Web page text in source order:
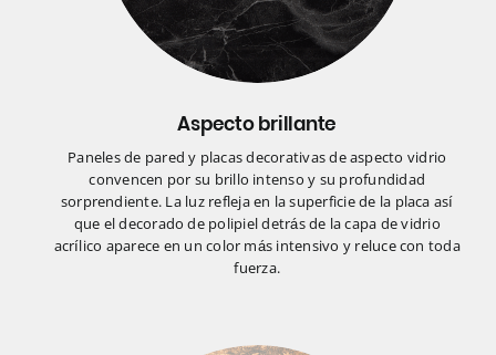
Aspecto brillante
Paneles de pared y placas decorativas de aspecto vidrio
convencen por su brillo intenso y su profundidad
sorprendiente. La luz refleja en la superficie de la placa así
que el decorado de polipiel detrás de la capa de vidrio
acrílico aparece en un color más intensivo y reluce con toda
fuerza.